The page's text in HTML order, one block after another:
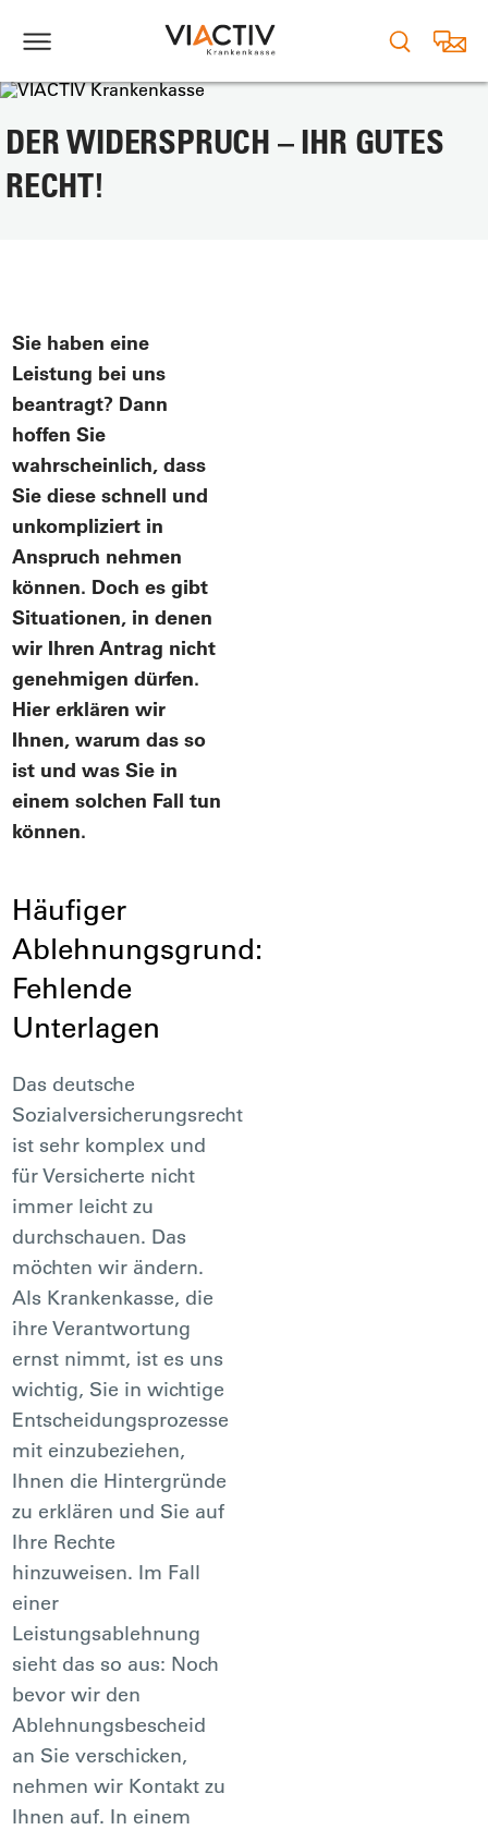
DER WIDERSPRUCH – IHR GUTES
RECHT!
Sie haben eine
Leistung bei uns
beantragt? Dann
hoffen Sie
wahrscheinlich, dass
Sie diese schnell und
unkompliziert in
Anspruch nehmen
können. Doch es gibt
Situationen, in denen
wir Ihren Antrag nicht
genehmigen dürfen.
Hier erklären wir
Ihnen, warum das so
ist und was Sie in
einem solchen Fall tun
können.
Häufiger
Ablehnungsgrund:
Fehlende
Unterlagen
Das deutsche
Sozialversicherungsrecht
ist sehr komplex und
für Versicherte nicht
immer leicht zu
durchschauen. Das
möchten wir ändern.
Als Krankenkasse, die
ihre Verantwortung
ernst nimmt, ist es uns
wichtig, Sie in wichtige
Entscheidungsprozesse
mit einzubeziehen,
Ihnen die Hintergründe
zu erklären und Sie auf
Ihre Rechte
hinzuweisen. Im Fall
einer
Leistungsablehnung
sieht das so aus: Noch
bevor wir den
Ablehnungsbescheid
an Sie verschicken,
nehmen wir Kontakt zu
Ihnen auf. In einem